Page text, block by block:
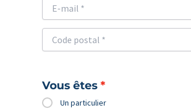
Vous êtes
Un particulier